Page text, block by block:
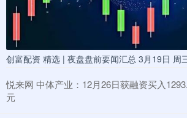
创富配资 精选 | 夜盘盘前要闻汇总 3月19日 周
悦来网 中体产业：12月26日获融资买入
元